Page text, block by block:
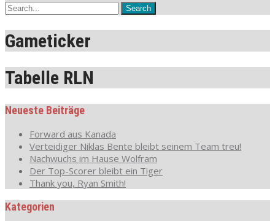
Gameticker
Tabelle RLN
Neueste Beiträge
Forward aus Kanada
Verteidiger Niklas Bente bleibt seinem Team treu!
Nachwuchs im Hause Wolfram
Der Top-Scorer bleibt ein Tiger
Thank you, Ryan Smith!
Kategorien